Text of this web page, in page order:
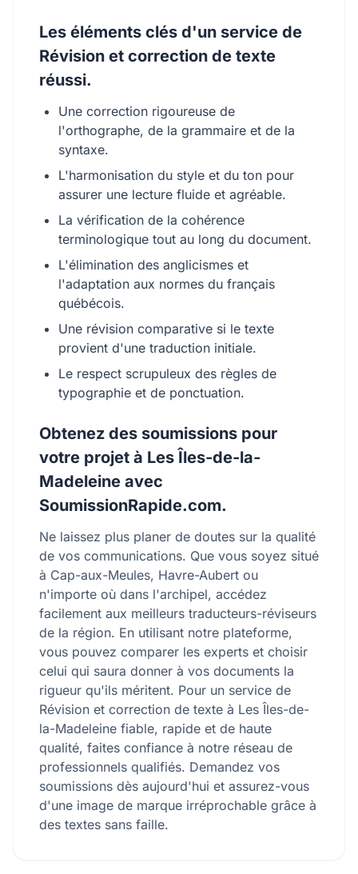
Les éléments clés d'un service de
Révision et correction de texte
réussi.
Une correction rigoureuse de
l'orthographe, de la grammaire et de la
syntaxe.
L'harmonisation du style et du ton pour
assurer une lecture fluide et agréable.
La vérification de la cohérence
terminologique tout au long du document.
L'élimination des anglicismes et
l'adaptation aux normes du français
québécois.
Une révision comparative si le texte
provient d'une traduction initiale.
Le respect scrupuleux des règles de
typographie et de ponctuation.
Obtenez des soumissions pour
votre projet à Les Îles-de-la-
Madeleine avec
SoumissionRapide.com.
Ne laissez plus planer de doutes sur la qualité
de vos communications. Que vous soyez situé
à Cap-aux-Meules, Havre-Aubert ou
n'importe où dans l'archipel, accédez
facilement aux meilleurs traducteurs-réviseurs
de la région. En utilisant notre plateforme,
vous pouvez comparer les experts et choisir
celui qui saura donner à vos documents la
rigueur qu'ils méritent. Pour un service de
Révision et correction de texte à Les Îles-de-
la-Madeleine fiable, rapide et de haute
qualité, faites confiance à notre réseau de
professionnels qualifiés. Demandez vos
soumissions dès aujourd'hui et assurez-vous
d'une image de marque irréprochable grâce à
des textes sans faille.